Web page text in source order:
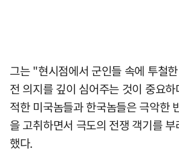
그는 "현시점에서 군인들 속에 투철
전 의지를 깊이 심어주는 것이 중요
적한 미국놈들과 한국놈들은 극악한
을 고취하면서 극도의 전쟁 객기를
했다.